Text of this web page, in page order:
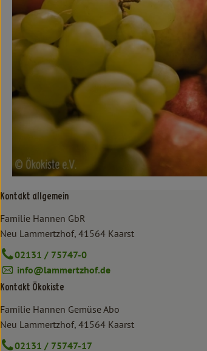
Kontakt allgemein
Familie Hannen GbR
Neu Lammertzhof, 41564 Kaarst
02131 / 75747-0
info@lammertzhof.de
Kontakt Ökokiste
Familie Hannen Gemüse Abo
Neu Lammertzhof, 41564 Kaarst
02131 / 75747-17